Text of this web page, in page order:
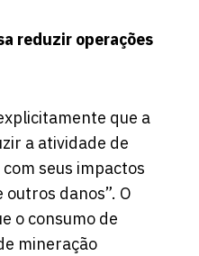
reduzir operações
que a
a atividade de
seus impactos
danos”. O
o consumo de
mineração